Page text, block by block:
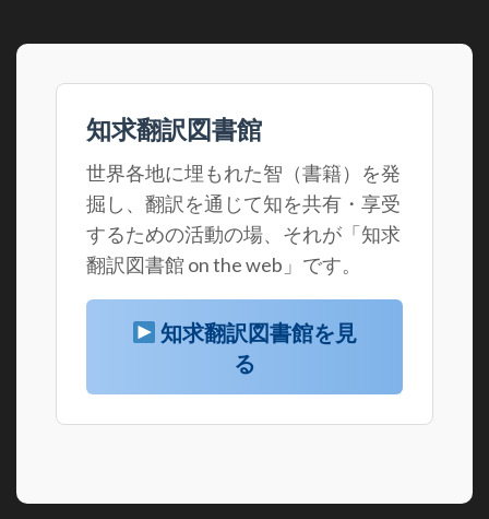
知求翻訳図書館
世界各地に埋もれた智（書籍）を発
掘し、翻訳を通じて知を共有・享受
するための活動の場、それが「知求
翻訳図書館 on the web」です。
知求翻訳図書館を見
る